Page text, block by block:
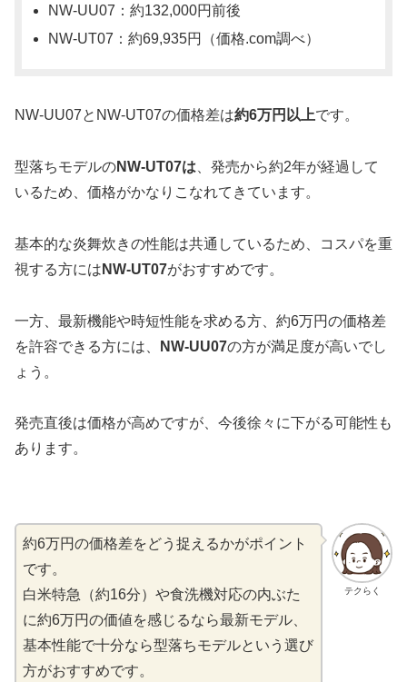
NW-UU07：約132,000円前後
NW-UT07：約69,935円（価格.com調べ）
NW-UU07とNW-UT07の価格差は約6万円以上です。
型落ちモデルのNW-UT07は 、発売から約2年が経過して
いるため、価格がかなりこなれてきています。
基本的な炎舞炊きの性能は共通しているため、コスパを重
視する方には NW-UT07がおすすめです。
一方、最新機能や時短性能を求める方、約6万円の価格差
を許容できる方には、
NW-UU07の方が満足度が高いでし
ょう。
発売直後は価格が高めですが、今後徐々に下がる可能性も
あります。
テクらく
約6万円の価格差をどう捉えるかがポイント
です。
白米特急（約16分）や食洗機対応の内ぶた
に約6万円の価値を感じるなら最新モデル、
基本性能で十分なら型落ちモデルという選び
方がおすすめです。